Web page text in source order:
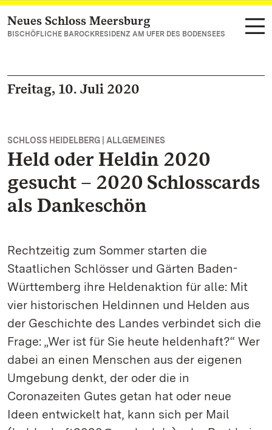
Zum Hauptinhalt springen
Neues Schloss Meersburg
BISCHÖFLICHE BAROCKRESIDENZ AM UFER DES BODENSEES
Freitag, 10. Juli 2020
SCHLOSS HEIDELBERG | ALLGEMEINES
Held oder Heldin 2020
gesucht – 2020 Schlosscards
als Dankeschön
Rechtzeitig zum Sommer starten die
Staatlichen Schlösser und Gärten Baden-
Württemberg ihre Heldenaktion für alle: Mit
vier historischen Heldinnen und Helden aus
der Geschichte des Landes verbindet sich die
Frage: „Wer ist für Sie heute heldenhaft?“ Wer
dabei an einen Menschen aus der eigenen
Umgebung denkt, der oder die in
Coronazeiten Gutes getan hat oder neue
Ideen entwickelt hat, kann sich per Mail